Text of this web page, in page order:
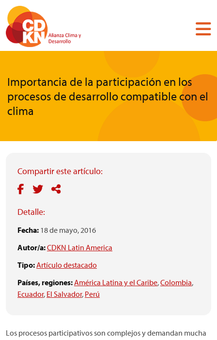
Pasar
contenido
principal
Importancia de la participación en los
procesos de desarrollo compatible con el
clima
Compartir este artículo:
Detalle:
Fecha: 18 de mayo, 2016
Autor/a:CDKN Latin America
Tipo:Artículo destacado
Países, regiones:América Latina y el Caribe,Colombia,
Ecuador, El Salvador, Perú
Los procesos participativos son complejos y demandan mucha